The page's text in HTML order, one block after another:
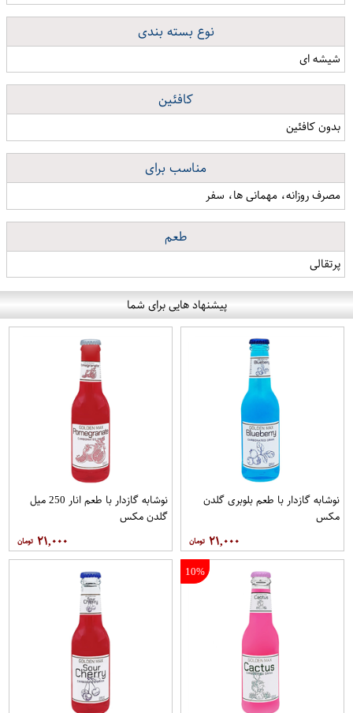
نوع بسته بندی
شیشه ای
کافئین
بدون کافئین
مناسب برای
مصرف روزانه، مهمانی ها، سفر
طعم
پرتقالی
پیشنهاد هایی برای شما
نوشابه گازدار با طعم بلوبری گلدن
مکس
۲۱,۰۰۰
نوشابه گازدار با طعم انار 250 میل
گلدن مکس
۲۱,۰۰۰
10%